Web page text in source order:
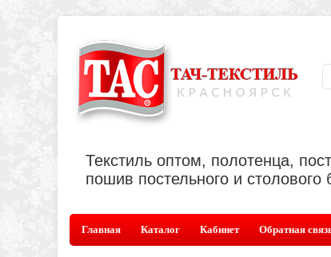
Текстиль оптом, полотенца,
пошив постельного и столового
Главная Каталог Кабинет Обратная